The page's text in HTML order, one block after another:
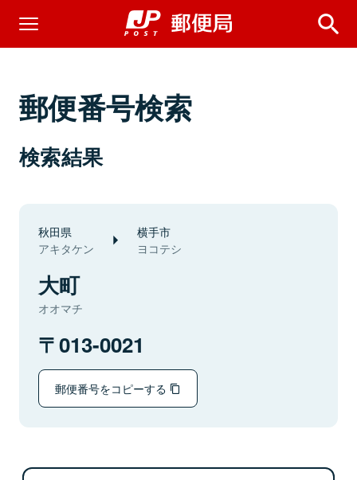
郵便番号検索
検索結果
秋田県
アキタケン
横手市
ヨコテシ
大町
オオマチ
013-0021
郵便番号をコピーする